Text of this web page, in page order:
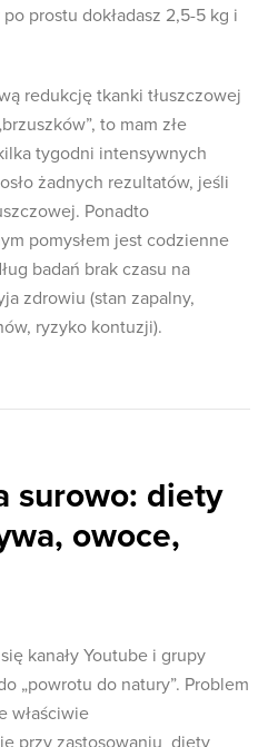
prostu dokładasz 2,5-5 kg i
redukcję tkanki tłuszczowej
to mam złe
tygodni intensywnych
żadnych rezultatów, jeśli
Ponadto
pomysłem jest codzienne
badań brak czasu na
zdrowiu (stan zapalny,
ryzyko kontuzji).
surowo: diety
owoce,
kanały Youtube i grupy
„powrotu do natury”. Problem
właściwie